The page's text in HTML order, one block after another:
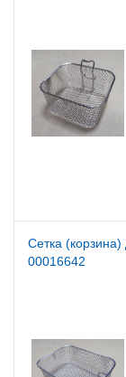
Сетка
00016642